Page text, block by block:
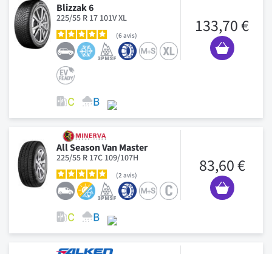
Blizzak 6
225/55 R 17 101V XL
6avis 133,70 €
All Season Van Master
225/55 R 17C 109/107H
2 avis 83,60 €